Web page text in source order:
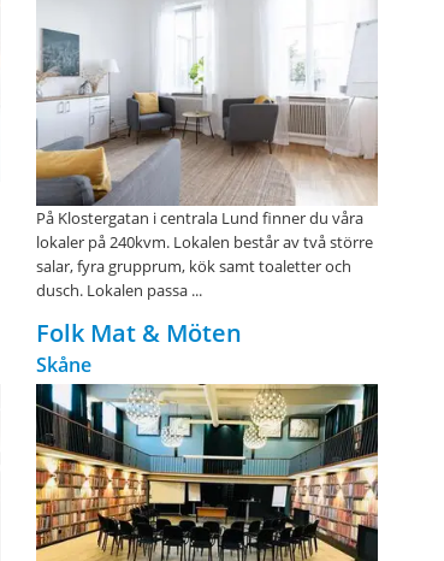
På Klostergatan i centrala Lund finner du våra
lokaler på 240kvm. Lokalen består av två större
salar, fyra grupprum, kök samt toaletter och
dusch. Lokalen passa ...
Folk Mat & Möten
Skåne